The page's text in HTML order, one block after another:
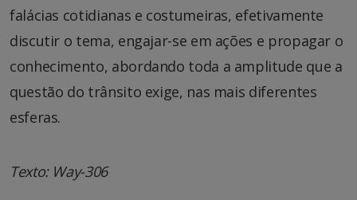
falácias cotidianas e costumeiras, efetivamente
discutir o tema, engajar-se em ações e propagar o
conhecimento, abordando toda a amplitude que a
questão do trânsito exige, nas mais diferentes
esferas.
Texto: Way-306